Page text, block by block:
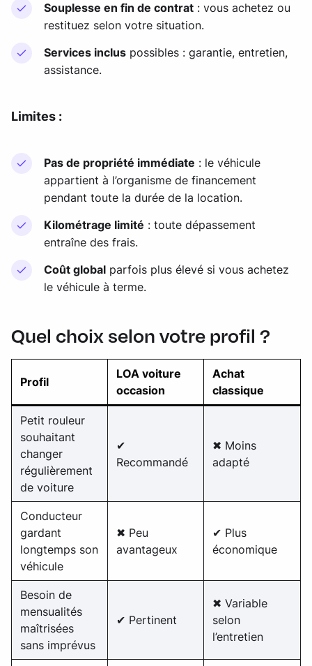
Souplesse en fin de contrat : vous achetez ou
restituez selon votre situation.
Services inclus possibles : garantie, entretien,
assistance.
Limites :
Pas de propriété immédiate : le véhicule
appartient à l’organisme de financement
pendant toute la durée de la location.
Kilométrage limité : toute dépassement
entraîne des frais.
Coût global parfois plus élevé si vous achetez
le véhicule à terme.
Quel choix selon votre profil ?
Profil
LOA voiture
occasion
Achat
classique
Petit rouleur
souhaitant
changer
régulièrement
de voiture
✔
Recommandé
✖ Moins
adapté
Conducteur
gardant
longtemps son
véhicule
✖ Peu
avantageux
✔ Plus
économique
Besoin de
mensualités
maîtrisées
sans imprévus
✔ Pertinent
✖ Variable
selon
l’entretien